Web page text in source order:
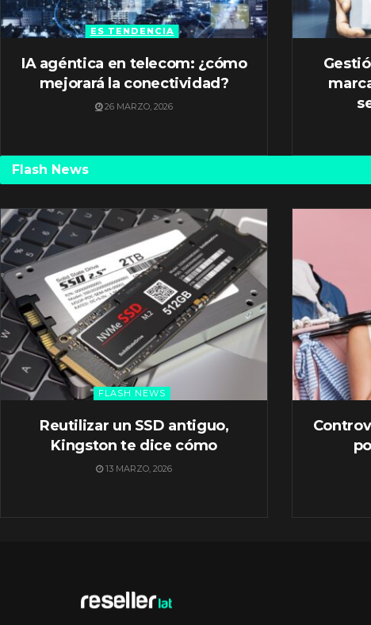
ES TENDENCIA
IA agéntica en telecom: ¿cómo
mejorará la conectividad?
26 MARZO, 2026
Flash News
FLASH NEWS
Reutilizar un SSD antiguo,
Kingston te dice cómo
13 MARZO, 2026